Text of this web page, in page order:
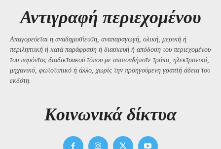
Αντιγραφή περιεχομένου
Απαγορεύεται η αναδημοσίευση, αναπαραγωγή, ολική, μερική ή
περιληπτική ή κατά παράφραση ή διασκευή ή απόδοση του περιεχομένου
του παρόντος διαδικτυακού τόπου με οποιονδήποτε τρόπο, ηλεκτρονικό,
μηχανικό, φωτοτυπικό ή άλλο, χωρίς την προηγούμενη γραπτή άδεια του
εκδότη.
Kοινωνικά δίκτυα